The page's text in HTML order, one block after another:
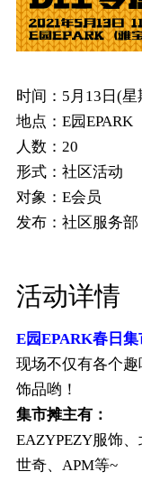
时间： 5月13日(星
地点： E园EPARK
人数： 20
形式： 社区活动
对象： E会员
发布： 社区服务部
活动详情
E园EPARK春日集
现场不仅有各个
饰品哟！
集市摊主有：
EAZYPEZY服饰
世奇、APM等~